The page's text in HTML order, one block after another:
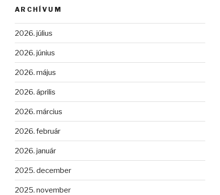
ARCHÍVUM
2026. július
2026. június
2026. május
2026. április
2026. március
2026. február
2026. január
2025. december
2025. november